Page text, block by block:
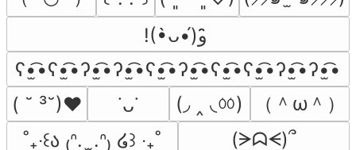
ʕ•̫͡•ʕ•̫͡•ʔ•̫͡•ʔ•̫͡•ʕ•̫͡•ʔ•̫͡•ʕ•̫͡•ʕ•̫͡•ʔ•̫͡•ʔ•̫͡•
( ˘ ³˘)♥
˙ᴗ˙ (◞ ‸ ◟ㆀ)
（＾ω＾）
˚₊‧꒰ა ₍ᐢ.  ̫.ᐢ₎ ໒꒱ ‧₊˚
(ᗒᗣᗕ)՞